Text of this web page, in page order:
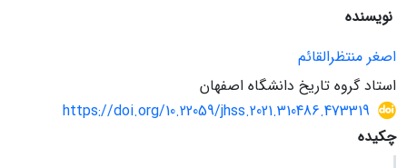
نویسنده
اصغر منتظرالقائم
استاد گروه تاریخ دانشگاه اصفهان
https://doi.org/10.22059/jhss.2021.310486.473319
چکیده